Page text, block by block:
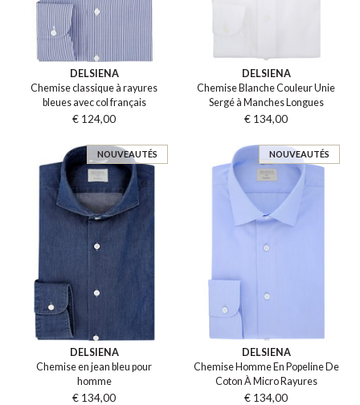
DELSIENA
Chemise classique à rayures
bleues avec col français
€ 124,00
DELSIENA
Chemise Blanche Couleur Unie
Sergé à Manches Longues
€ 134,00
NOUVEAUTÉS
DELSIENA
Chemise en jean bleu pour
homme
€ 134,00
NOUVEAUTÉS
DELSIENA
Chemise Homme En Popeline De
Coton À Micro Rayures
€ 134,00